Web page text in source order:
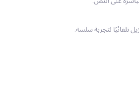
تلقائيًا لتجربة سلسة.